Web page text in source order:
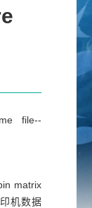
file--
matrix
机数据